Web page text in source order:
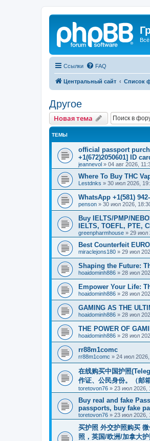
Всё
Ссылки FAQ
Центральный сайт Список
Другое
Новая тема
ТЕМЫ
official passport
+1(672)2050601] ID
jeannevol » 04 авг 2026,
Where To Buy THC
Lestdnks » 30 июл 2026,
WhatsApp +1(581)
penson » 30 июл 2026,
Buy IELTS/PMP/
IELTS, TOEFL, PTE,
greenpharmhouse » 29 июл
Best Counterfeit
miraclejons180 » 29 июл
Shaping the Future:
hoaidominh886 » 28 июл
Empower Your Life:
hoaidominh886 » 28 июл
GAMING AS THE
hoaidominh886 » 28 июл
THE POWER OF
hoaidominh886 » 28 июл
rr88m1comc
rr88m1comc » 24 июл
在线购买中国护照
作证、公民身份。（邮
toretovon76 » 23 июл 2026,
Buy real and fake
passports, buy fake pa
toretovon76 » 23 июл 2026,
买护照 外交护照购买
照，英国/欧洲/加拿大